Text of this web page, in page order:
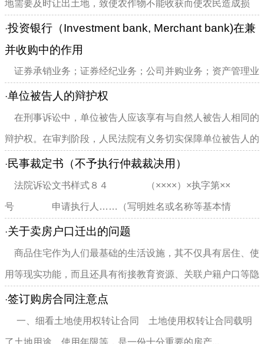
地需要及时让出土地，致使农作物不能收获而使农民造成损
失...
·投资银行（Investment bank, Merchant bank)在兼
并收购中的作用
证券承销业务；证券经纪业务；公司并购业务；资产管理业
务；项目融资业务；创业资本投资业务等。1、作为中介机构
以财务顾问身份为收购方...
·单位被告人的辩护权
在刑事诉讼中，单位被告人应该享有与自然人被告人相同的
辩护权。在审判阶段，人民法院有义务切实保障单位被告人的
辩护权得到充分行使。...
·民事裁定书（不予执行仲裁裁决用）
法院诉讼文书样式８４ （××××）×执字第××
号 申请执行人……（写明姓名或名称等基本情
况）。 被执行人……（写...
·关于卖房户口迁出的问题
商品住宅作为人们最基础的生活设施，其不仅具有居住、使
用等现实功能，而且还具有衔接教育资源、关联户籍户口等隐
性功能。相应的，在房屋...
·签订购房合同注意点
一、细看土地使用权转让合同 土地使用权转让合同载明
了土地用途、使用年限等，是一份十分重要的房产...